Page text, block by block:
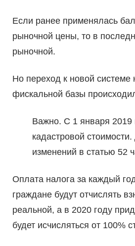
Если ранее применялась
рыночной цены, то в
рыночной.
Но переход к новой
фискальной базы
Важно. С 1 января 2019
кадастровой
изменений в статью 52
Оплата налога за каждый
граждане будут отчислять
реальной, а в 2020 году
будет исчисляться от 100%